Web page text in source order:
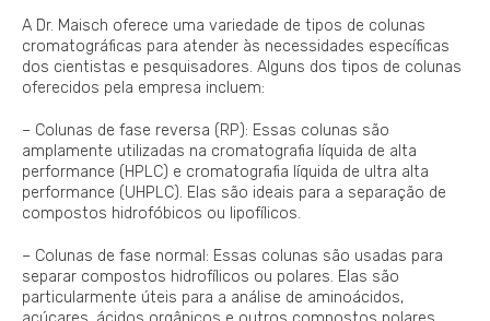
A Dr. Maisch oferece uma variedade de tipos de colunas
cromatográficas para atender às necessidades específicas
dos cientistas e pesquisadores. Alguns dos tipos de colunas
oferecidos pela empresa incluem:
– Colunas de fase reversa (RP): Essas colunas são
amplamente utilizadas na cromatografia líquida de alta
performance (HPLC) e cromatografia líquida de ultra alta
performance (UHPLC). Elas são ideais para a separação de
compostos hidrofóbicos ou lipofílicos.
– Colunas de fase normal: Essas colunas são usadas para
separar compostos hidrofílicos ou polares. Elas são
particularmente úteis para a análise de aminoácidos,